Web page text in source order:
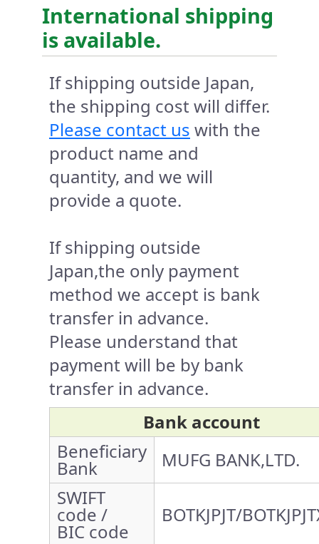
International shipping
is available.
If shipping outside Japan,
the shipping cost will differ.
Please contact us with the
product name and
quantity, and we will
provide a quote.
If shipping outside
Japan,the only payment
method we accept is bank
transfer in advance.
Please understand that
payment will be by bank
transfer in advance.
Bank account
Beneficiary
Bank
MUFG BANK,LTD.
SWIFT
code /
BIC code
BOTKJPJT/